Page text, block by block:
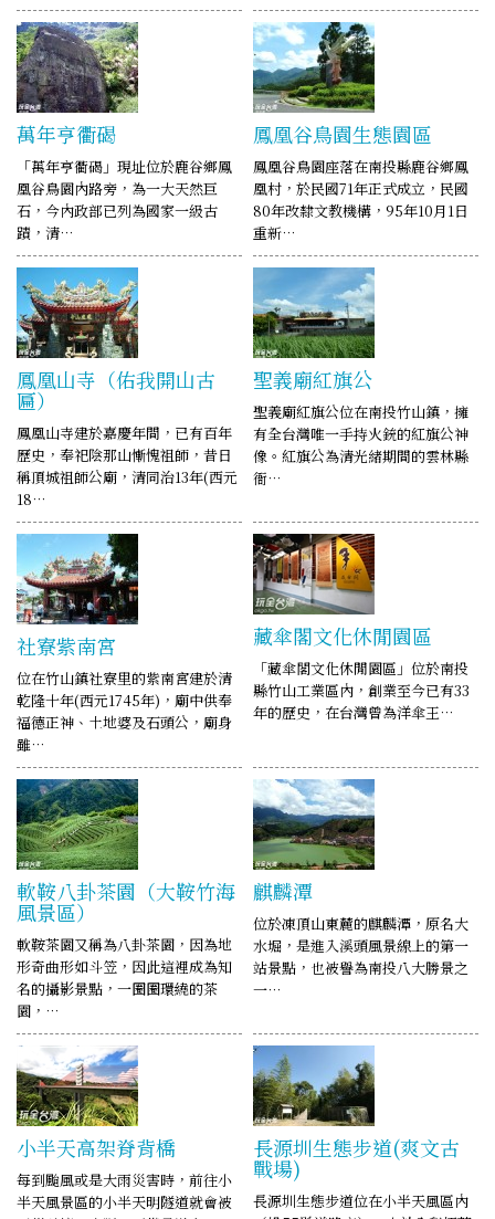
萬年亨衢碣
「萬年亨衢碣」現址位於鹿谷鄉鳳
凰谷鳥園內路旁，為一大天然巨
石，今內政部已列為國家一級古
蹟，清…
鳳凰谷鳥園生態園區
鳳凰谷鳥園座落在南投縣鹿谷鄉鳳
凰村，於民國71年正式成立，民國
80年改隸文教機構，95年10月1日
重新…
鳳凰山寺（佑我開山古
匾）
鳳凰山寺建於嘉慶年間，已有百年
歷史，奉祀陰那山慚愧祖師，昔日
稱頂城祖師公廟，清同治13年(西元
18…
聖義廟紅旗公
聖義廟紅旗公位在南投竹山鎮，擁
有全台灣唯一手持火銃的紅旗公神
像。紅旗公為清光緒期間的雲林縣
衙…
社寮紫南宮
位在竹山鎮社寮里的紫南宮建於清
乾隆十年(西元1745年)，廟中供奉
福德正神、土地婆及石頭公，廟身
雖…
藏傘閣文化休閒園區
「藏傘閣文化休閒園區」位於南投
縣竹山工業區內，創業至今已有33
年的歷史，在台灣曾為洋傘王…
軟鞍八卦茶園（大鞍竹海
風景區）
軟鞍茶園又稱為八卦茶園，因為地
形奇曲形如斗笠，因此這裡成為知
名的攝影景點，一圈圈環繞的茶
園，…
麒麟潭
位於凍頂山東麓的麒麟潭，原名大
水堀，是進入溪頭風景線上的第一
站景點，也被譽為南投八大勝景之
一…
小半天高架脊背橋
每到颱風或是大雨災害時，前往小
半天風景區的小半天明隧道就會被
長源圳生態步道(爽文古
戰場)
長源圳生態步道位在小半天風區內